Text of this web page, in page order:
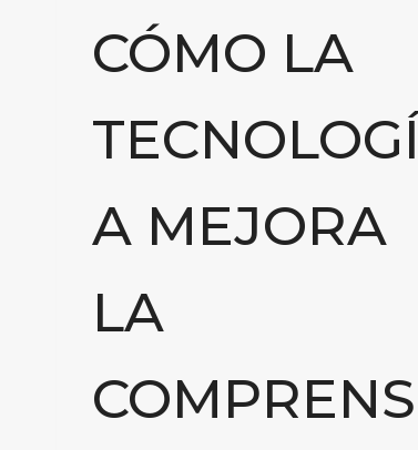
CÓMO LA
TECNOLOGÍ
A MEJORA
LA